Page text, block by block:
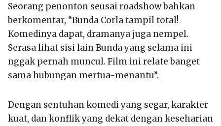
Seorang penonton seusai roadshow bahkan
berkomentar, “Bunda Corla tampil total!
Komedinya dapat, dramanya juga nempel.
Serasa lihat sisi lain Bunda yang selama ini
nggak pernah muncul. Film ini relate banget
sama hubungan mertua-menantu”.
Dengan sentuhan komedi yang segar, karakter
kuat, dan konflik yang dekat dengan keseharian